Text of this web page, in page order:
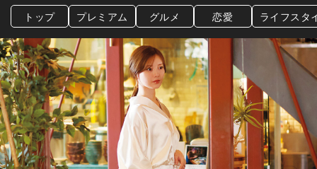
トップ プレミアム グルメ 恋愛 ライフスタ